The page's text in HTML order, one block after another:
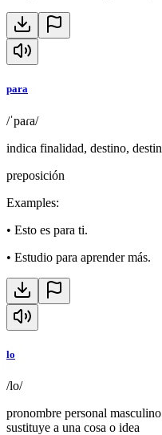
para
/ˈpaɾa/
indica finalidad, destino,
preposición
Examples:
• Esto es para ti.
• Estudio para aprender más.
lo
/lo/
pronombre personal
sustituye a una cosa o idea